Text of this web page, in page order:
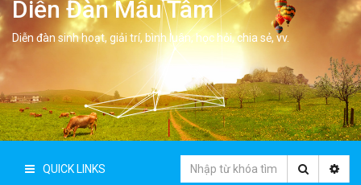
Diễn Đàn Mẫu Tâm
Diễn đàn sinh hoạt, giải trí, bình luân, học hỏi, chia sẻ, vv.
QUICK LINKS